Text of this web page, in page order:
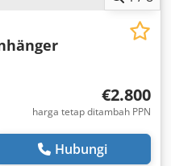
€2.800
harga tetap ditambah PPN
Hubungi